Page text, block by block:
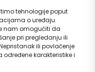
tehnologije poput
o uređaju.
nam omogućiti da
pri pregledanju ili
ili povlačenje
karakteristike i